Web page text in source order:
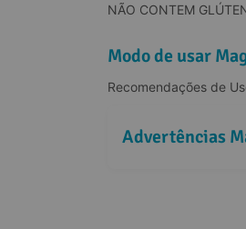
NÃO CONTEM
Modo de usar
Recomendações de
Advertências